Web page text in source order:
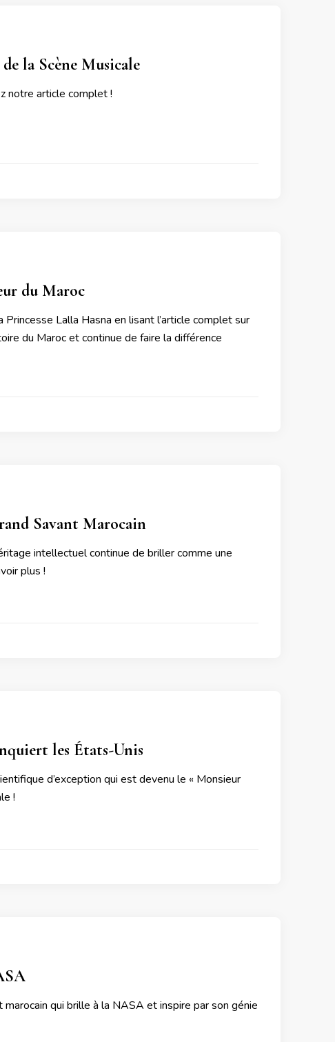
la Scène Musicale
notre article complet !
du Maroc
Lalla Hasna en lisant l’article complet sur
du Maroc et continue de faire la différence
Savant Marocain
intellectuel continue de briller comme une
plus !
les États-Unis
d’exception qui est devenu le « Monsieur
!
marocain qui brille à la NASA et inspire par son génie